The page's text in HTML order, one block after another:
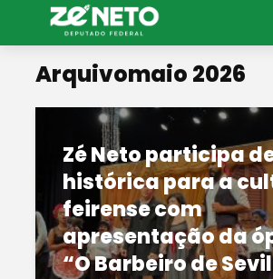
Arquivomaio 2026
Zé Neto participa
histórica para a
feirense com
apresentação da
“O Barbeiro de